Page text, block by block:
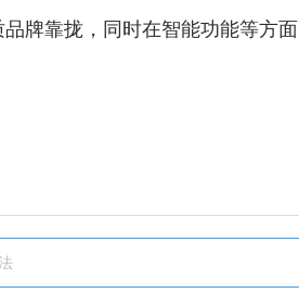
牌靠拢，同时在智能功能等方